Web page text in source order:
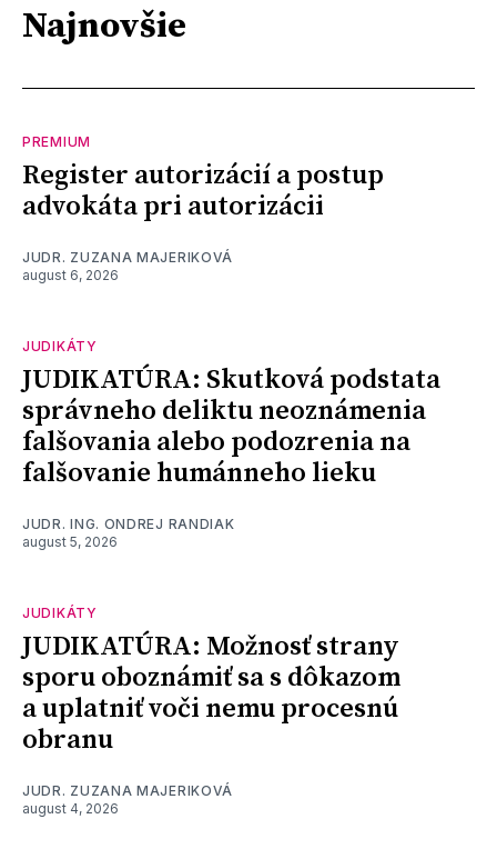
Najnovšie
PREMIUM
Register autorizácií a postup
advokáta pri autorizácii
JUDR. ZUZANA MAJERIKOVÁ
august 6, 2026
JUDIKÁTY
JUDIKATÚRA: Skutková podstata
správneho deliktu neoznámenia
falšovania alebo podozrenia na
falšovanie humánneho lieku
JUDR. ING. ONDREJ RANDIAK
august 5, 2026
JUDIKÁTY
JUDIKATÚRA: Možnosť strany
sporu oboznámiť sa s dôkazom
a uplatniť voči nemu procesnú
obranu
JUDR. ZUZANA MAJERIKOVÁ
august 4, 2026